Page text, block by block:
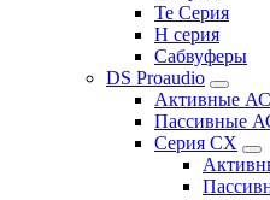
Te Серия
H серия
Сабвуферы
DS Proaudio
Активные АС
Пассивные
Серия CX